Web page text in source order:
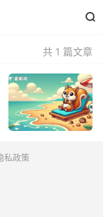

共 1 篇文章
私政策